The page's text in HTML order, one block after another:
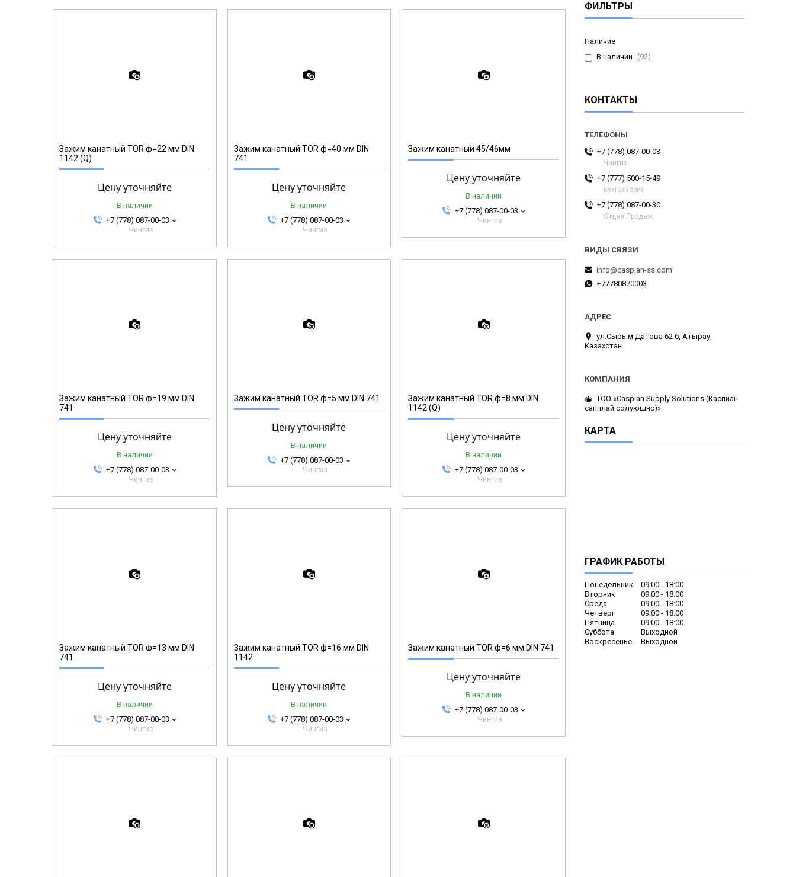
Зажим канатный TOR ф=22 мм DIN
1142 (Q)
Цену уточняйте
В наличии
+7 (778) 087-00-03
Чингиз
Зажим канатный TOR ф=40 мм DIN
741
Цену уточняйте
В наличии
+7 (778) 087-00-03
Чингиз
Зажим канатный 45/46мм
Цену уточняйте
В наличии
+7 (778) 087-00-03
Чингиз
Зажим канатный TOR ф=19 мм DIN
741
Цену уточняйте
В наличии
+7 (778) 087-00-03
Чингиз
Зажим канатный TOR ф=5 мм DIN 741
Цену уточняйте
В наличии
+7 (778) 087-00-03
Чингиз
Зажим канатный TOR ф=8 мм DIN
1142 (Q)
Цену уточняйте
В наличии
+7 (778) 087-00-03
Чингиз
Зажим канатный TOR ф=13 мм DIN
741
Цену уточняйте
В наличии
+7 (778) 087-00-03
Чингиз
Зажим канатный TOR ф=16 мм DIN
1142
Цену уточняйте
В наличии
+7 (778) 087-00-03
Чингиз
Зажим канатный TOR ф=6 мм DIN 741
Цену уточняйте
В наличии
+7 (778) 087-00-03
Чингиз
ФИЛЬТРЫ
Наличие
В наличии
92
КОНТАКТЫ
+7 (778) 087-00-03
Чингиз
+7 (777) 500-15-49
Бухгалтерия
+7 (778) 087-00-30
Отдел Продаж
info@caspian-ss.com
+77780870003
ул.Сырым Датова 62 б, Атырау,
Казахстан
ТОО «Caspian Supply Solutions (Каспиан
сапплай солуюшнс)»
КАРТА
ГРАФИК РАБОТЫ
Понедельник 09:00
18:00
Вторник
09:00
18:00
Среда
09:00
18:00
Четверг
09:00
18:00
Пятница
09:00
18:00
Суббота
Выходной
Воскресенье
Выходной